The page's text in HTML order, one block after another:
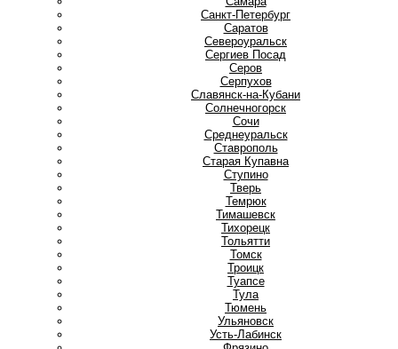
Санкт-Петербург
Саратов
Североуральск
Сергиев Посад
Серов
Серпухов
Славянск-на-Кубани
Солнечногорск
Сочи
Среднеуральск
Ставрополь
Старая Купавна
Ступино
Тверь
Темрюк
Тимашевск
Тихорецк
Тольятти
Томск
Троицк
Туапсе
Тула
Тюмень
Ульяновск
Усть-Лабинск